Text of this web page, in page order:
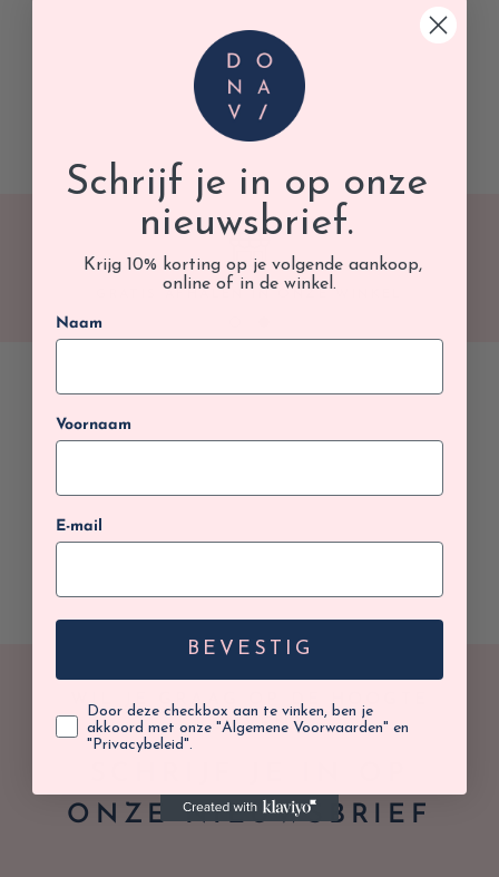
WIL JE GRAAG OP DE HOOGTE
BLIJVEN?
ONZE NIEUWSBRIEF
Schrijf je in op onze
nieuwsbrief.
Krijg 10% korting op je volgende aankoop,
online of in de winkel.
Naam
Voornaam
E-mail
BEVESTIG
Door deze checkbox aan te vinken, ben je
akkoord met onze "Algemene Voorwaarden" en
"Privacybeleid".